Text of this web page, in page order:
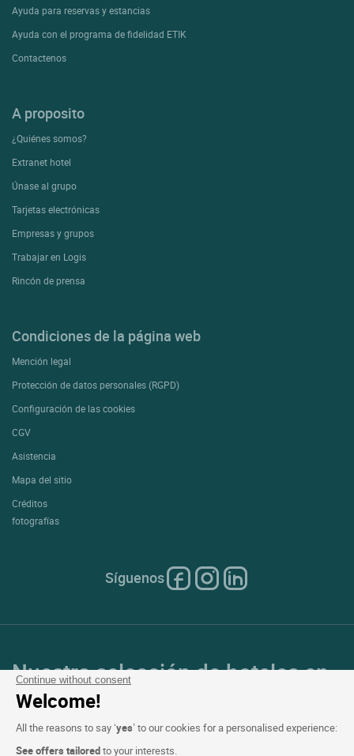
Continue without consent
Welcome!
All the reasons to say ‘yes’ to our cookies for a personalised experience:
See offers tailoredto your interests.
Ayuda para reservas y estancias
Ayuda con el programa de fidelidad ETIK
Contactenos
A proposito
¿Quiénes somos?
Extranet hotel
Únase al grupo
Tarjetas electrónicas
Empresas y grupos
Trabajar en Logis
Rincón de prensa
Condiciones de la página web
Mención legal
Protección de datos personales (RGPD)
Configuración de las cookies
CGV
Asistencia
Mapa del sitio
Créditos
fotografías
Síguenos
Nuestra selección de hoteles en
Francia y en Europa
Top de países